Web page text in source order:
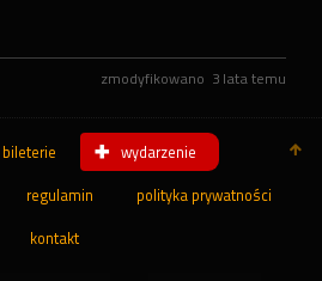
zmodyfikowano 3 lata temu
bileterie wydarzenie
regulamin polityka prywatności
kontakt